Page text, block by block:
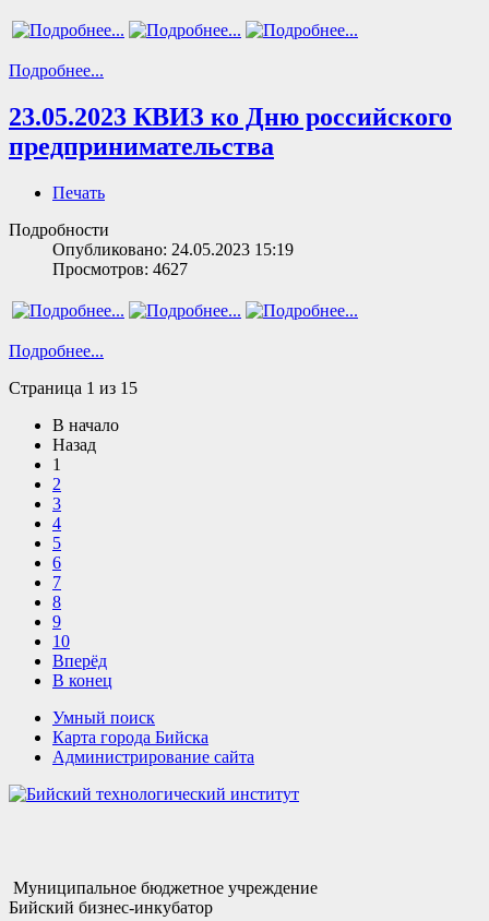
Подробнее...
23.05.2023 КВИЗ ко Дню российского
предпринимательства
Печать
Подробности
Опубликовано: 24.05.2023 15:19
Просмотров: 4627
Подробнее...
Страница 1 из 15
В начало
Назад
1
2
3
4
5
6
7
8
9
10
Вперёд
В конец
Умный поиск
Карта города Бийска
Администрирование сайта
Муниципальное бюджетное учреждение
Бийский бизнес-инкубатор